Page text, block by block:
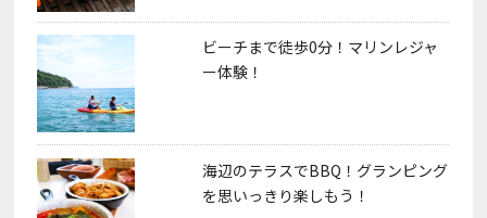
ビーチまで徒歩0分！マリンレジャ
ー体験！
海辺のテラスでBBQ！グランピング
を思いっきり楽しもう！